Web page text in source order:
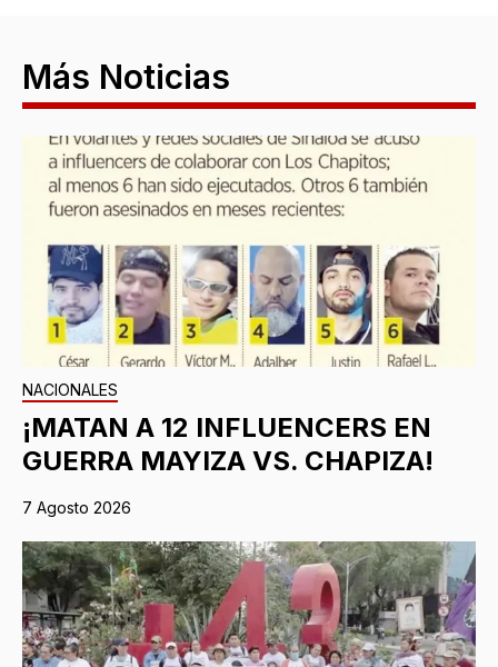
Más Noticias
NACIONALES
¡MATAN A 12 INFLUENCERS EN
GUERRA MAYIZA VS. CHAPIZA!
7 Agosto 2026